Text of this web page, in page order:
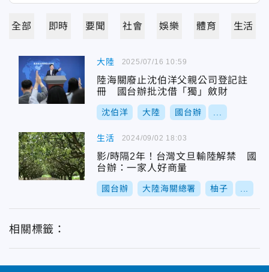
全部 即時 要聞 社會 娛樂 體育 生活
大陸
陸海關廢止沈伯洋父親公司登記註
冊 國台辦批沈借「獨」斂財
沈伯洋 大陸 國台辦
2025/07/16 10:59
生活
影/時隔2年！台灣文旦輸陸解禁 國
台辦：一家人好商量
國台辦 大陸海關總署 柚子
2024/09/02 18:03
相關標籤：